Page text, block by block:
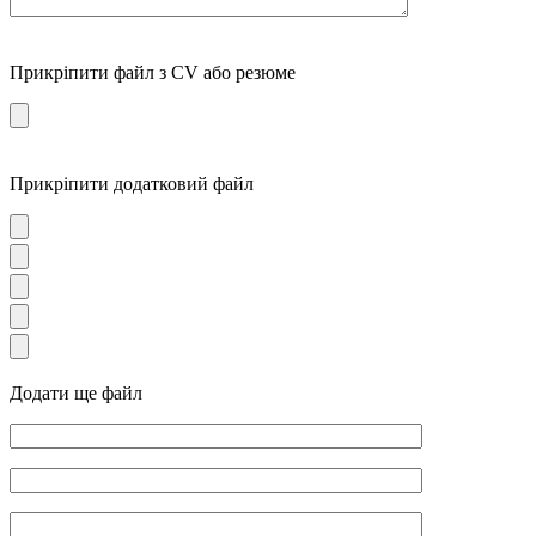
Прикріпити файл з CV або резюме
Прикріпити додатковий файл
Додати ще файл